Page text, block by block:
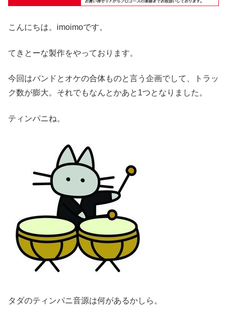
こんにちは。imoimoです。
てきとーな製作をやっております。
今回はバンドとオケの合体ものと言う企画でして、トラッ
ク数が膨大。それでもなんとかあと1つとなりました。
ティンパニね。
タダのティンパニ音源は何があるかしら。